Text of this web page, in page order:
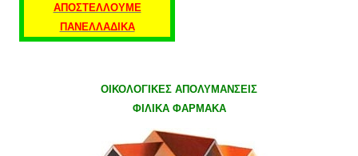
ΑΠΟΣΤΕΛΛΟΥΜΕ
ΠΑΝΕΛΛΑΔΙΚΑ
ΟΙΚΟΛΟΓΙΚΕΣ ΑΠΟΛΥΜΑΝΣΕΙΣ
ΦΙΛΙΚΑ ΦΑΡΜΑΚΑ